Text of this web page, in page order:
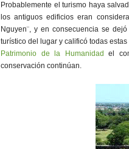
Probablemente el turismo haya
los antiguos edificios eran
Nguyen¨, y en consecuencia se
turístico del lugar y calificó todas
Patrimonio de la Humanidad
el
conservación continúan.